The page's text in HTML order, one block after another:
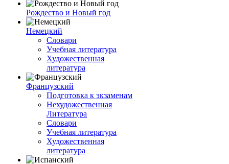
Рождество и Новый год
Немецкий
Словари
Учебная литература
Художественная
литература
Французский
Подготовка к экзаменам
Нехудожественная
Литература
Словари
Учебная литература
Художественная
литература